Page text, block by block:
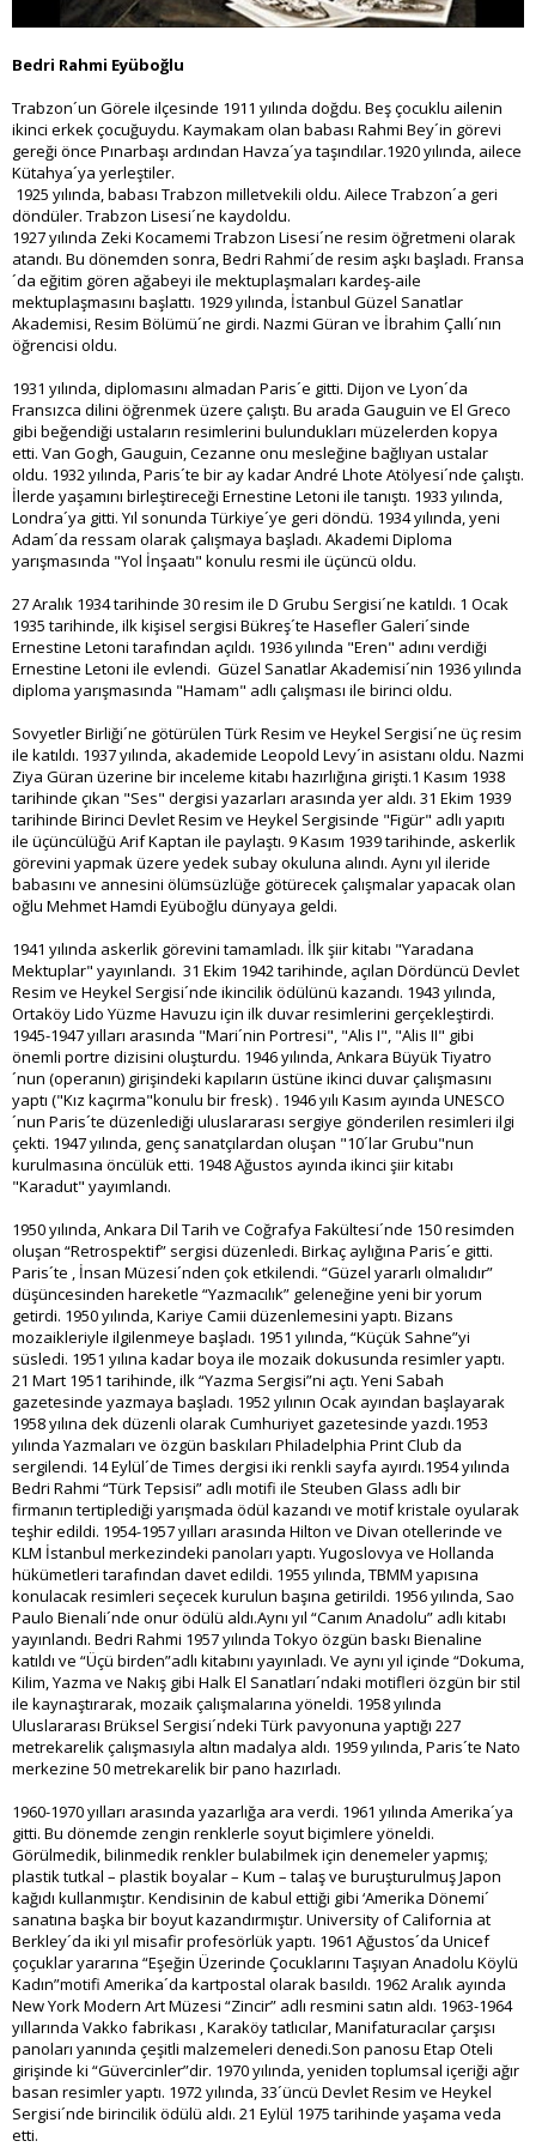
Bedri Rahmi Eyüboğlu
Trabzon´un Görele ilçesinde 1911 yılında doğdu. Beş çocuklu ailenin
ikinci erkek çocuğuydu. Kaymakam olan babası Rahmi Bey´in görevi
gereği önce Pınarbaşı ardından Havza´ya taşındılar.1920 yılında, ailece
Kütahya´ya yerleştiler.
1925 yılında, babası Trabzon milletvekili oldu. Ailece Trabzon´a geri
döndüler. Trabzon Lisesi´ne kaydoldu.
1927 yılında Zeki Kocamemi Trabzon Lisesi´ne resim öğretmeni olarak
atandı. Bu dönemden sonra, Bedri Rahmi´de resim aşkı başladı. Fransa
´da eğitim gören ağabeyi ile mektuplaşmaları kardeş-aile
mektuplaşmasını başlattı. 1929 yılında, İstanbul Güzel Sanatlar
Akademisi, Resim Bölümü´ne girdi. Nazmi Güran ve İbrahim Çallı´nın
öğrencisi oldu.
1931 yılında, diplomasını almadan Paris´e gitti. Dijon ve Lyon´da
Fransızca dilini öğrenmek üzere çalıştı. Bu arada Gauguin ve El Greco
gibi beğendiği ustaların resimlerini bulundukları müzelerden kopya
etti. Van Gogh, Gauguin, Cezanne onu mesleğine bağlıyan ustalar
oldu. 1932 yılında, Paris´te bir ay kadar André Lhote Atölyesi´nde çalıştı.
İlerde yaşamını birleştireceği Ernestine Letoni ile tanıştı. 1933 yılında,
Londra´ya gitti. Yıl sonunda Türkiye´ye geri döndü. 1934 yılında, yeni
Adam´da ressam olarak çalışmaya başladı. Akademi Diploma
yarışmasında "Yol İnşaatı" konulu resmi ile üçüncü oldu.
27 Aralık 1934 tarihinde 30 resim ile D Grubu Sergisi´ne katıldı. 1 Ocak
1935 tarihinde, ilk kişisel sergisi Bükreş´te Hasefler Galeri´sinde
Ernestine Letoni tarafından açıldı. 1936 yılında "Eren" adını verdiği
Ernestine Letoni ile evlendi. Güzel Sanatlar Akademisi´nin 1936 yılında
diploma yarışmasında "Hamam" adlı çalışması ile birinci oldu.
Sovyetler Birliği´ne götürülen Türk Resim ve Heykel Sergisi´ne üç resim
ile katıldı. 1937 yılında, akademide Leopold Levy´in asistanı oldu. Nazmi
Ziya Güran üzerine bir inceleme kitabı hazırlığına girişti.1 Kasım 1938
tarihinde çıkan "Ses" dergisi yazarları arasında yer aldı. 31 Ekim 1939
tarihinde Birinci Devlet Resim ve Heykel Sergisinde "Figür" adlı yapıtı
ile üçüncülüğü Arif Kaptan ile paylaştı. 9 Kasım 1939 tarihinde, askerlik
görevini yapmak üzere yedek subay okuluna alındı. Aynı yıl ileride
babasını ve annesini ölümsüzlüğe götürecek çalışmalar yapacak olan
oğlu Mehmet Hamdi Eyüboğlu dünyaya geldi.
1941 yılında askerlik görevini tamamladı. İlk şiir kitabı "Yaradana
Mektuplar" yayınlandı. 31 Ekim 1942 tarihinde, açılan Dördüncü Devlet
Resim ve Heykel Sergisi´nde ikincilik ödülünü kazandı. 1943 yılında,
Ortaköy Lido Yüzme Havuzu için ilk duvar resimlerini gerçekleştirdi.
1945-1947 yılları arasında "Mari´nin Portresi", "Alis I", "Alis II" gibi
önemli portre dizisini oluşturdu. 1946 yılında, Ankara Büyük Tiyatro
´nun (operanın) girişindeki kapıların üstüne ikinci duvar çalışmasını
yaptı ("Kız kaçırma"konulu bir fresk) . 1946 yılı Kasım ayında UNESCO
´nun Paris´te düzenlediği uluslararası sergiye gönderilen resimleri ilgi
çekti. 1947 yılında, genç sanatçılardan oluşan "10´lar Grubu"nun
kurulmasına öncülük etti. 1948 Ağustos ayında ikinci şiir kitabı
"Karadut" yayımlandı.
1950 yılında, Ankara Dil Tarih ve Coğrafya Fakültesi´nde 150 resimden
oluşan “Retrospektif” sergisi düzenledi. Birkaç aylığına Paris´e gitti.
Paris´te , İnsan Müzesi´nden çok etkilendi. “Güzel yararlı olmalıdır”
düşüncesinden hareketle “Yazmacılık” geleneğine yeni bir yorum
getirdi. 1950 yılında, Kariye Camii düzenlemesini yaptı. Bizans
mozaikleriyle ilgilenmeye başladı. 1951 yılında, “Küçük Sahne”yi
süsledi. 1951 yılına kadar boya ile mozaik dokusunda resimler yaptı.
21 Mart 1951 tarihinde, ilk “Yazma Sergisi”ni açtı. Yeni Sabah
gazetesinde yazmaya başladı. 1952 yılının Ocak ayından başlayarak
1958 yılına dek düzenli olarak Cumhuriyet gazetesinde yazdı.1953
yılında Yazmaları ve özgün baskıları Philadelphia Print Club da
sergilendi. 14 Eylül´de Times dergisi iki renkli sayfa ayırdı.1954 yılında
Bedri Rahmi “Türk Tepsisi” adlı motifi ile Steuben Glass adlı bir
firmanın tertiplediği yarışmada ödül kazandı ve motif kristale oyularak
teşhir edildi. 1954-1957 yılları arasında Hilton ve Divan otellerinde ve
KLM İstanbul merkezindeki panoları yaptı. Yugoslovya ve Hollanda
hükümetleri tarafından davet edildi. 1955 yılında, TBMM yapısına
konulacak resimleri seçecek kurulun başına getirildi. 1956 yılında, Sao
Paulo Bienali´nde onur ödülü aldı.Aynı yıl “Canım Anadolu” adlı kitabı
yayınlandı. Bedri Rahmi 1957 yılında Tokyo özgün baskı Bienaline
katıldı ve “Üçü birden”adlı kitabını yayınladı. Ve aynı yıl içinde “Dokuma,
Kilim, Yazma ve Nakış gibi Halk El Sanatları´ndaki motifleri özgün bir stil
ile kaynaştırarak, mozaik çalışmalarına yöneldi. 1958 yılında
Uluslararası Brüksel Sergisi´ndeki Türk pavyonuna yaptığı 227
metrekarelik çalışmasıyla altın madalya aldı. 1959 yılında, Paris´te Nato
merkezine 50 metrekarelik bir pano hazırladı.
1960-1970 yılları arasında yazarlığa ara verdi. 1961 yılında Amerika´ya
gitti. Bu dönemde zengin renklerle soyut biçimlere yöneldi.
Görülmedik, bilinmedik renkler bulabilmek için denemeler yapmış;
plastik tutkal – plastik boyalar – Kum – talaş ve buruşturulmuş Japon
kağıdı kullanmıştır. Kendisinin de kabul ettiği gibi ‘Amerika Dönemi´
sanatına başka bir boyut kazandırmıştır. University of California at
Berkley´da iki yıl misafir profesörlük yaptı. 1961 Ağustos´da Unicef
çoçuklar yararına “Eşeğin Üzerinde Çocuklarını Taşıyan Anadolu Köylü
Kadın”motifi Amerika´da kartpostal olarak basıldı. 1962 Aralık ayında
New York Modern Art Müzesi “Zincir” adlı resmini satın aldı. 1963-1964
yıllarında Vakko fabrikası , Karaköy tatlıcılar, Manifaturacılar çarşısı
panoları yanında çeşitli malzemeleri denedi.Son panosu Etap Oteli
girişinde ki “Güvercinler”dir. 1970 yılında, yeniden toplumsal içeriği ağır
basan resimler yaptı. 1972 yılında, 33´üncü Devlet Resim ve Heykel
Sergisi´nde birincilik ödülü aldı. 21 Eylül 1975 tarihinde yaşama veda
etti.